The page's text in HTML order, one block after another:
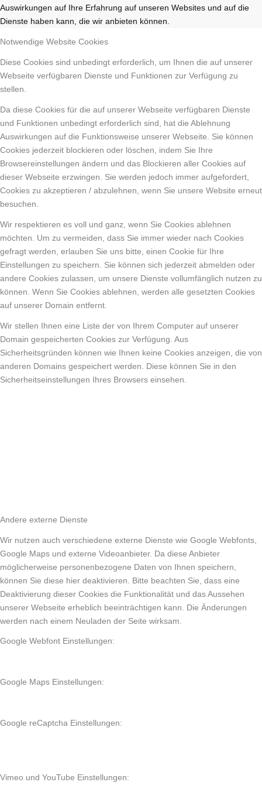
Auswirkungen auf Ihre Erfahrung auf unseren Websites und auf die
Dienste haben kann, die wir anbieten können.
Notwendige Website Cookies
Diese Cookies sind unbedingt erforderlich, um Ihnen die auf unserer
Webseite verfügbaren Dienste und Funktionen zur Verfügung zu
stellen.
Da diese Cookies für die auf unserer Webseite verfügbaren Dienste
und Funktionen unbedingt erforderlich sind, hat die Ablehnung
Auswirkungen auf die Funktionsweise unserer Webseite. Sie können
Cookies jederzeit blockieren oder löschen, indem Sie Ihre
Browsereinstellungen ändern und das Blockieren aller Cookies auf
dieser Webseite erzwingen. Sie werden jedoch immer aufgefordert,
Cookies zu akzeptieren / abzulehnen, wenn Sie unsere Website erneut
besuchen.
Wir respektieren es voll und ganz, wenn Sie Cookies ablehnen
möchten. Um zu vermeiden, dass Sie immer wieder nach Cookies
gefragt werden, erlauben Sie uns bitte, einen Cookie für Ihre
Einstellungen zu speichern. Sie können sich jederzeit abmelden oder
andere Cookies zulassen, um unsere Dienste vollumfänglich nutzen zu
können. Wenn Sie Cookies ablehnen, werden alle gesetzten Cookies
auf unserer Domain entfernt.
Wir stellen Ihnen eine Liste der von Ihrem Computer auf unserer
Domain gespeicherten Cookies zur Verfügung. Aus
Sicherheitsgründen können wie Ihnen keine Cookies anzeigen, die von
anderen Domains gespeichert werden. Diese können Sie in den
Sicherheitseinstellungen Ihres Browsers einsehen.
Andere externe Dienste
Wir nutzen auch verschiedene externe Dienste wie Google Webfonts,
Google Maps und externe Videoanbieter. Da diese Anbieter
möglicherweise personenbezogene Daten von Ihnen speichern,
können Sie diese hier deaktivieren. Bitte beachten Sie, dass eine
Deaktivierung dieser Cookies die Funktionalität und das Aussehen
unserer Webseite erheblich beeinträchtigen kann. Die Änderungen
werden nach einem Neuladen der Seite wirksam.
Google Webfont Einstellungen:
Google Maps Einstellungen:
Google reCaptcha Einstellungen:
Vimeo und YouTube Einstellungen: